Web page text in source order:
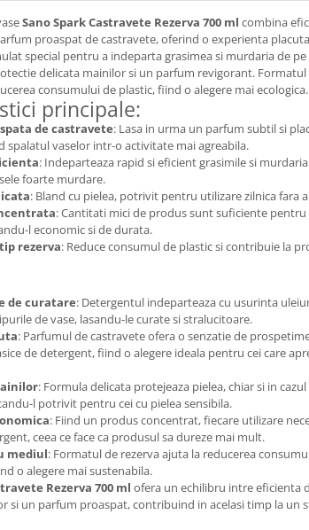
Sano Spark Castravete Rezerva 700 ml combina
proaspat de castravete, oferind o experienta
special pentru a indeparta grasimea si murdaria de
delicata mainilor si un parfum revigorant. Formatul
consumului de plastic, fiind o alegere mai ecologica.
principale:
de castravete: Lasa in urma un parfum subtil si
spalatul vaselor intr-o activitate mai agreabila.
: Indeparteaza rapid si eficient grasimile si
foarte murdare.
: Bland cu pielea, potrivit pentru utilizare zilnica fara
: Cantitati mici de produs sunt suficiente pentru
l economic si de durata.
rezerva: Reduce consumul de plastic si contribuie la
de curatare: Detergentul indeparteaza cu usurinta
de vase, lasandu-le curate si stralucitoare.
: Parfumul de castravete ofera o senzatie de
de detergent, fiind o alegere ideala pentru cei care
: Formula delicata protejeaza pielea, chiar si in
l potrivit pentru cei cu pielea sensibila.
: Fiind un produs concentrat, fiecare utilizare
ceea ce face ca produsul sa dureze mai mult.
mediul: Formatul de rezerva ajuta la reducerea
o alegere mai sustenabila.
Rezerva 700 ml ofera un echilibru intre eficienta
si un parfum proaspat, contribuind in acelasi timp la un